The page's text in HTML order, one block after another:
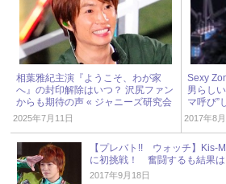
相葉雅紀主演『ようこそ、わが家
へ』の封印解除はいつ？ 沢尻ファン
からも期待の声 « ジャニーズ研究会
2025年7月11日
Sexy
男らし
マ呼び”
2017年8
【プレバト!! ウォッチ】Kis-
に初挑戦！ 奮闘するも結果
2017年9月18日